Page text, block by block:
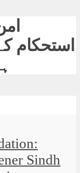
استحکام